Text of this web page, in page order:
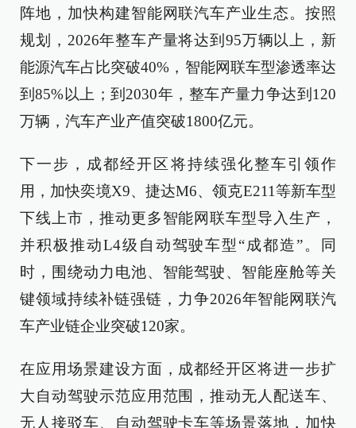
阵地，加快构建智能网联汽车产业生态。按照
规划，2026年整车产量将达到95万辆以上，新
能源汽车占比突破40%，智能网联车型渗透率达
到85%以上；到2030年，整车产量力争达到120
万辆，汽车产业产值突破1800亿元。
下一步，成都经开区将持续强化整车引领作
用，加快奕境X9、捷达M6、领克E211等新车型
下线上市，推动更多智能网联车型导入生产，
并积极推动L4级自动驾驶车型“成都造”。同
时，围绕动力电池、智能驾驶、智能座舱等关
键领域持续补链强链，力争2026年智能网联汽
车产业链企业突破120家。
在应用场景建设方面，成都经开区将进一步扩
大自动驾驶示范应用范围，推动无人配送车、
无人接驳车、自动驾驶卡车等场景落地，加快